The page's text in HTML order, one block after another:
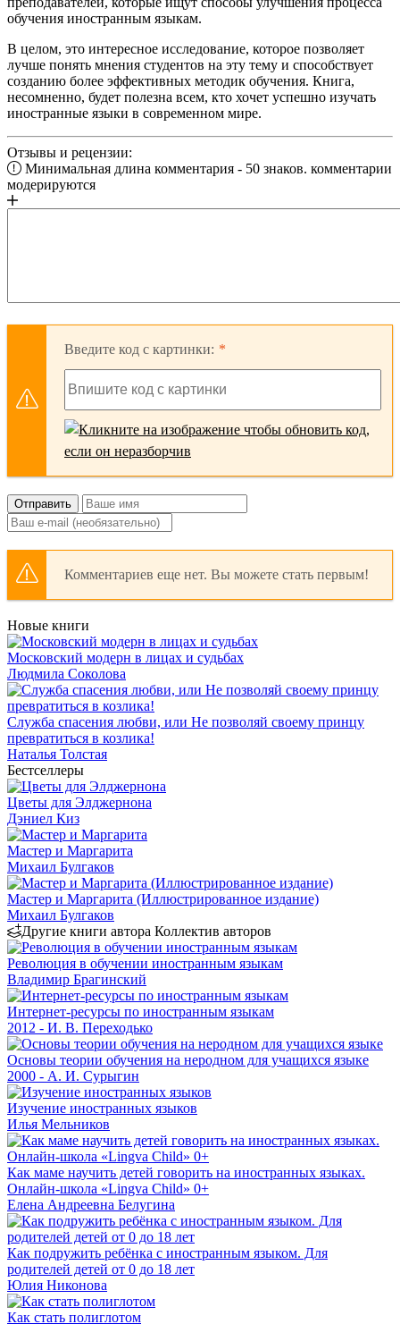
обучения иностранным языкам.
В целом, это интересное исследование, которое позволяет
лучше понять мнения студентов на эту тему и способствует
созданию более эффективных методик обучения. Книга,
несомненно, будет полезна всем, кто хочет успешно изучать
иностранные языки в современном мире.
Отзывы и рецензии:
Минимальная длина комментария - 50 знаков. комментарии
модерируются
Введите код с картинки:
Отправить
Комментариев еще нет. Вы можете стать первым!
Новые книги
Московский модерн в лицах и судьбах
Людмила Соколова
Служба спасения любви, или Не позволяй своему принцу
превратиться в козлика!
Наталья Толстая
Бестселлеры
Цветы для Элджернона
Дэниел Киз
Мастер и Маргарита
Михаил Булгаков
Мастер и Маргарита (Иллюстрированное издание)
Михаил Булгаков
Другие книги автора Коллектив авторов
Революция в обучении иностранным языкам
Владимир Брагинский
Интернет-ресурсы по иностранным языкам
2012 - И. В. Переходько
Основы теории обучения на неродном для учащихся языке
2000 - А. И. Сурыгин
Изучение иностранных языков
Илья Мельников
Как маме научить детей говорить на иностранных языках.
Онлайн-школа «Lingva Child» 0+
Елена Андреевна Белугина
Как подружить ребёнка с иностранным языком. Для
родителей детей от 0 до 18 лет
Юлия Никонова
Как стать полиглотом